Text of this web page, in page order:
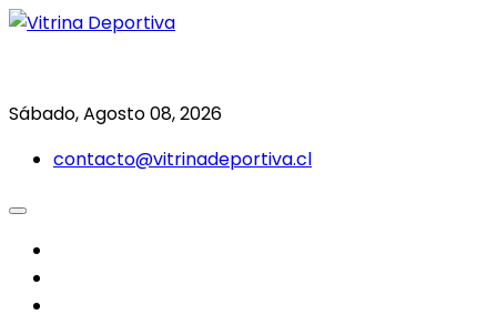
Saltar
Sábado, Agosto 08, 2026
contacto@vitrinadeportiva.cl